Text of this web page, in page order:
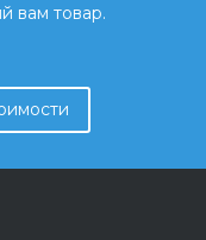
вам товар.